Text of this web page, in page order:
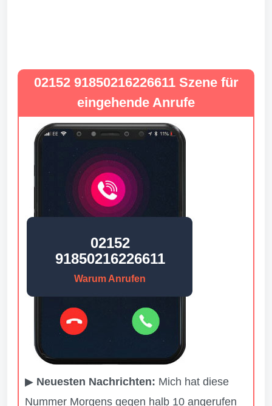
02152 91850216226611 Szene für
eingehende Anrufe
02152
91850216226611
Warum Anrufen
▶ Neuesten Nachrichten: Mich hat diese
Nummer Morgens gegen halb 10 angerufen